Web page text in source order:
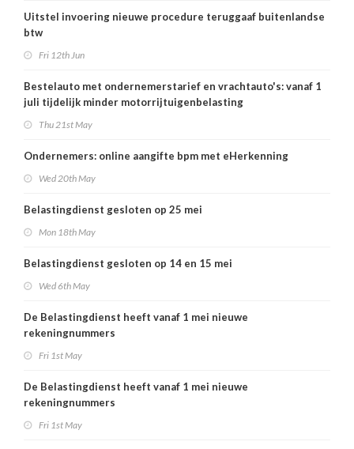
Uitstel invoering nieuwe procedure teruggaaf buitenlandse
btw
Fri 12th Jun
Bestelauto met ondernemerstarief en vrachtauto's: vanaf 1
juli tijdelijk minder motorrijtuigenbelasting
Thu 21st May
Ondernemers: online aangifte bpm met eHerkenning
Wed 20th May
Belastingdienst gesloten op 25 mei
Mon 18th May
Belastingdienst gesloten op 14 en 15 mei
Wed 6th May
De Belastingdienst heeft vanaf 1 mei nieuwe
rekeningnummers
Fri 1st May
De Belastingdienst heeft vanaf 1 mei nieuwe
rekeningnummers
Fri 1st May